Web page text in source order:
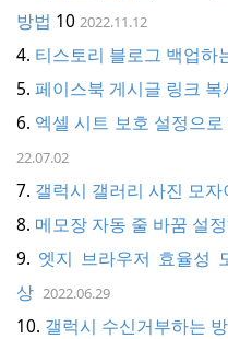
t
n
방법 10 2022.11.12
티스토리 블로그 백업하
페이스북 게시글 링크
엑셀 시트 보호 설정으
22.07.02
갤럭시 갤러리 사진 모
메모장 자동 줄 바꿈 설
엣지 브라우저 효율성
상 2022.06.29
갤럭시 수신거부하는